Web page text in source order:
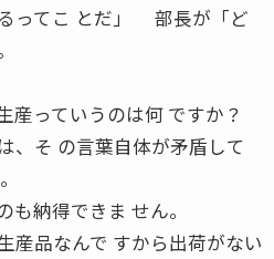
ってこ とだ」 部長が「ど
産っていうのは何 ですか？
、そ の言葉自体が矛盾して
納得できま せん。
産品なんで すから出荷がない